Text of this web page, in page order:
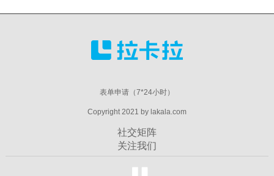
表单申请（7*24小时）
Copyright 2021 by lakala.com
社交矩阵
关注我们